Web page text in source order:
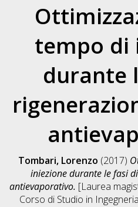
tempo di
durante
Tombari, Lorenzo (2017)
iniezione durante le fasi
antievaporativo. [Laurea
Corso di Studio in